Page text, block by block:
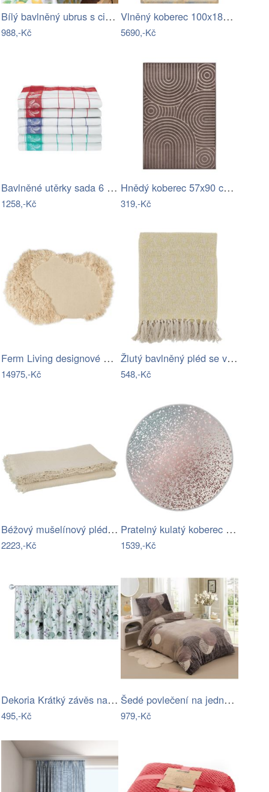
Bílý bavlněný ubrus s citróny Aix…
988,-Kč
Vlněný koberec 100x180 cm Emily –…
5690,-Kč
Bavlněné utěrky sada 6 a 12 ks
1258,-Kč
Hnědý koberec 57x90 cm Iconic Wave –…
319,-Kč
Ferm Living designové koberce Norte Rug
14975,-Kč
Žlutý bavlněný pléd se vzorem a…
548,-Kč
Béžový mušelínový pléd s třásněmi…
2223,-Kč
Pratelný kulatý koberec v šedo-měděné…
1539,-Kč
Dekoria Krátký závěs na řasící pásce,…
495,-Kč
Šedé povlečení na jednolůžko z…
979,-Kč